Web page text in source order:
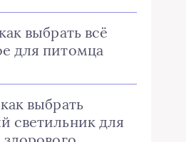
выбрать всё
для питомца
выбрать
светильник для